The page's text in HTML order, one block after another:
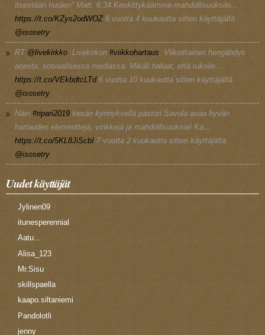
itsestään huolen" Matt. 6:34 Keskittykäämme mahdollisuuksiin…
https://t.co/KZys2odWOZ 6 vuotta 4 kuukautta sitten käyttäjältä
@isosetry
RT @livekirkko: Livekirkon #viikkohartaus . Viikoittainen hengähdys
arjesta, sosiaalisessa mediassa. Mikäli haluat, että rukoile…
https://t.co/VEkbdtcLTd 6 vuotta 10 kuukautta sitten käyttäjältä
@isosetry
Näin #ripari2019 kesän kynnyksellä pastori Savola avaa hyvän
hartauden elementtejä, vinkkejä ja mahdollisuuksia! Ka…
https://t.co/5KL8JiScbI 7 vuotta 2 kuukautta sitten käyttäjältä
@isosetry
Uudet käyttäjät
Jylinen09
itunesperennial
Aatu...
Alisa_123
Mr.Sisu
skillspaella
kaapo.siltaniemi
Pandolotli
jenny